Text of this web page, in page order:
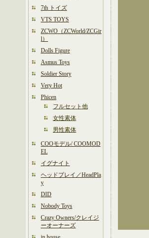
7th トイズ
VTS TOYS
ZCWO（ZCWorld/ZCGir
l）
Dolls Figure
Asmus Toys
Soldier Story
Very Hot
Phicen
フルセット他
女性素体
男性素体
COOモデル/ COOMOD
EL
イグナイト
ヘッドプレイ／HeadPla
y
DID
Nobody Toys
Crazy Owners/クレイジ
ーオーナーズ